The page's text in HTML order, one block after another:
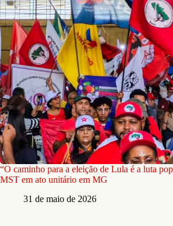
“O caminho para a eleição de Lula é a luta
MST em ato unitário em MG
31 de maio de 2026